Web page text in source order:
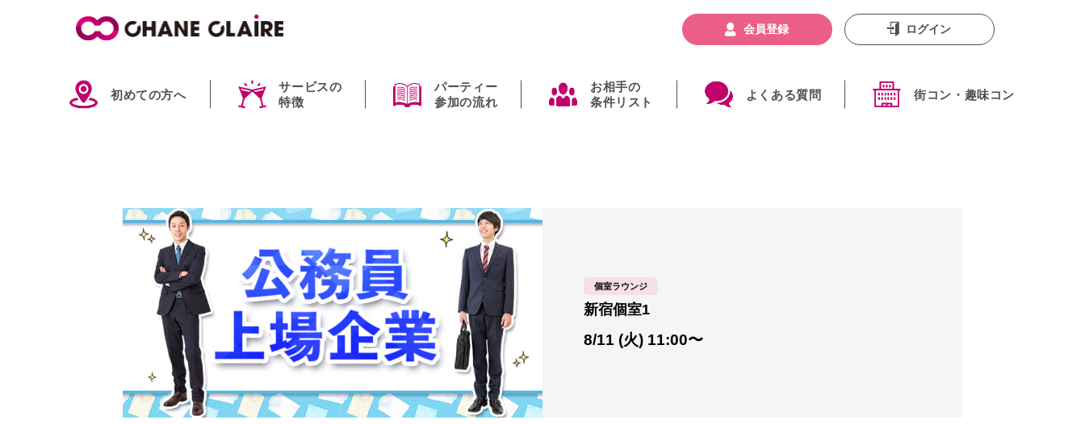
初めての方へ
サービスの
特徴
パーティー
参加の流れ
お相手の
条件リスト
よくある質問 街コン・趣味コン
会員登録 ログイン
8/11 (火) 11:00〜
個室ラウンジ
新宿個室1